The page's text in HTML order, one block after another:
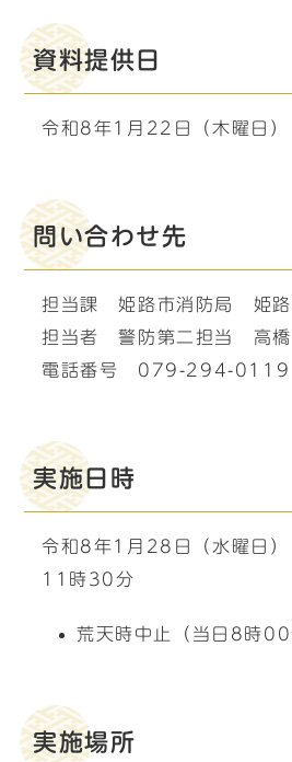
資料提供日
令和8年1月22日（木曜日）
問い合わせ先
担当課 姫路市消防局 姫
担当者 警防第二担当 高橋
電話番号 079-294-0119
実施日時
令和8年1月28日（水曜日
11時30分
荒天時中止（当日8時00
実施場所